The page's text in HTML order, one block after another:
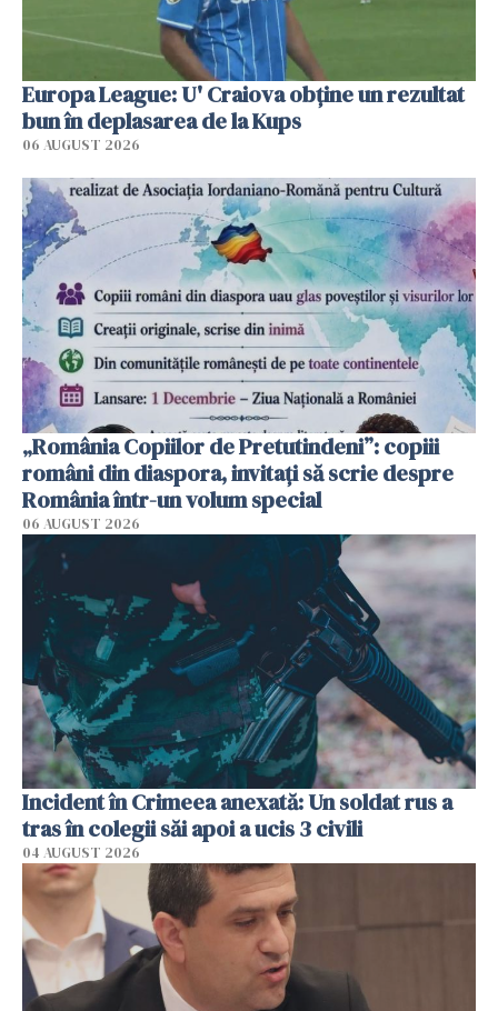
Europa League: U' Craiova obține un rezultat
bun în deplasarea de la Kups
06 AUGUST 2026
„România Copiilor de Pretutindeni”: copiii
români din diaspora, invitați să scrie despre
România într-un volum special
06 AUGUST 2026
Incident în Crimeea anexată: Un soldat rus a
tras în colegii săi apoi a ucis 3 civili
04 AUGUST 2026